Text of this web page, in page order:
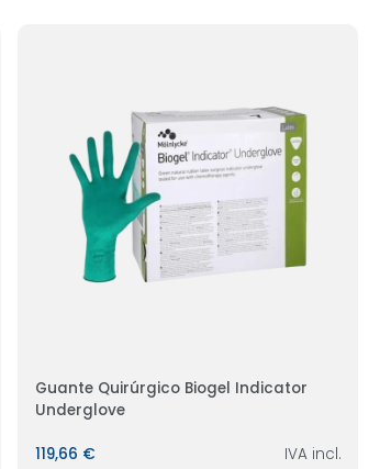
Guante Quirúrgico Biogel Indicator
Underglove
119,66 € IVA incl.